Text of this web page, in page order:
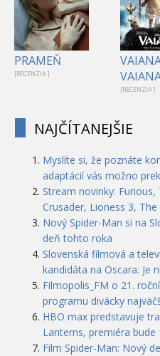
PRAMEŇ
[RECENZIA ]
[RECENZIA ]
NAJČÍTANEJŠIE
Myslíte si, že poznáte
adaptácií vás možno
Stream novinky:
Crusader, Lioness 3, The
Nový Spider-Man si na
deň tohto roka
Slovenská filmová a
kandidáta na Oscara: Je
Filmopolis_FM o 21.
programu divácky
HBO max predstavuje
Lanterns, premiéra bude
Film Spider-Man: Nový